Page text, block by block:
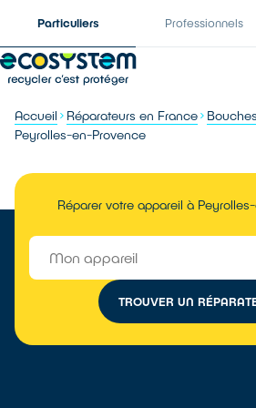
Particuliers Professionnels
Accueil Réparateurs en France
Peyrolles-en-Provence
Réparer votre appareil à
TROUVER UN